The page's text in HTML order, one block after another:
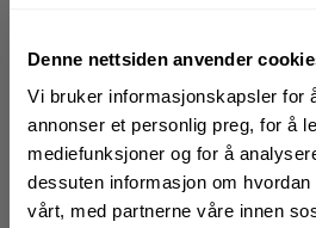
Denne nettsiden anvender
Vi bruker informasjonskapsler for
annonser et personlig preg, for å
mediefunksjoner og for å
dessuten informasjon om
vårt, med partnerne våre innen
Rørdiameter utvendig (mm)
På nettlager
Klikk & Hent i Motek Oslo -
1 Pakke a 25 Stk
Alternativ pakning